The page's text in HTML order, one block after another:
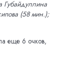
(58 мин.);
еще 6 очков,